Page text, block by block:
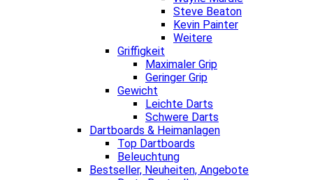
Steve Beaton
Kevin Painter
Weitere
Griffigkeit
Maximaler Grip
Geringer Grip
Gewicht
Leichte Darts
Schwere Darts
Dartboards & Heimanlagen
Top Dartboards
Beleuchtung
Bestseller, Neuheiten, Angebote